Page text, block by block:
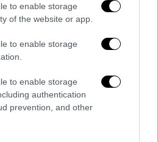
to enable storage
of the website or app.
to enable storage
to enable storage
authentication
prevention, and other
22:55
στα πέναλτι για τον
Κιέβου - Εκτός